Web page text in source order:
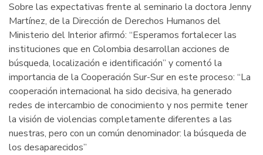
Sobre las expectativas frente al seminario la doctora Jenny
Martínez, de la Dirección de Derechos Humanos del
Ministerio del Interior afirmó: “Esperamos fortalecer las
instituciones que en Colombia desarrollan acciones de
búsqueda, localización e identificación” y comentó la
importancia de la Cooperación Sur-Sur en este proceso: “La
cooperación internacional ha sido decisiva, ha generado
redes de intercambio de conocimiento y nos permite tener
la visión de violencias completamente diferentes a las
nuestras, pero con un común denominador: la búsqueda de
los desaparecidos”